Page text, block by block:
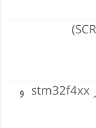
راه اندازی واحد ADC میکروکنترلر stm32f4xx و